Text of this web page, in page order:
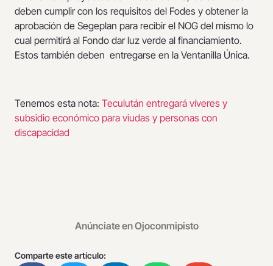
deben cumplir con los requisitos del Fodes y obtener la
aprobación de Segeplan para recibir el NOG del mismo lo
cual permitirá al Fondo dar luz verde al financiamiento.
Estos también deben entregarse en la Ventanilla Única.
Tenemos esta nota: Teculután entregará víveres y
subsidio económico para viudas y personas con
discapacidad
Anúnciate en Ojoconmipisto
Comparte este artículo: